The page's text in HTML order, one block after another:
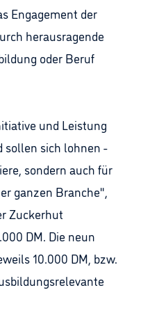
Engagement der
herausragende
oder Beruf
und Leistung
sollen sich lohnen -
sondern auch für
ganzen Branche",
Zuckerhut
DM. Die neun
10.000 DM, bzw.